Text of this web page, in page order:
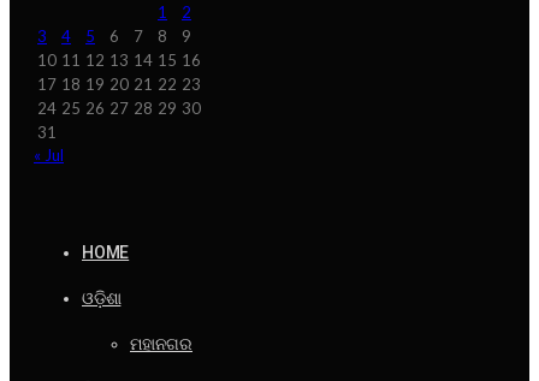
1
2
3
4 5 6 7 8
9
10 11 12 13 14 15 16
17 18 19 20 21 22 23
24 25 26 27 28 29 30
31
« Jul
HOME
ଓଡ଼ିଶା
ମହାନଗର